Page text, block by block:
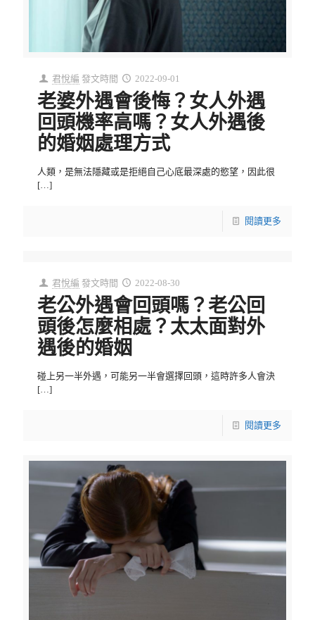
君悅編 發文時間 2022-09-01
老婆外遇會後悔？女人外遇
回頭機率高嗎？女人外遇後
的婚姻處理方式
人類，是無法隱藏或是拒絕自己心底最深處的慾望，因此很
[…]
閱讀更多
君悅編 發文時間 2022-08-30
老公外遇會回頭嗎？老公回
頭後怎麼相處？太太面對外
遇後的婚姻
碰上另一半外遇，可能另一半會選擇回頭，這時許多人會決
[…]
閱讀更多